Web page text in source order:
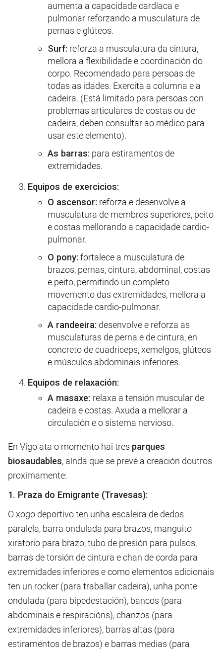
aumenta a capacidade cardíaca e
pulmonar reforzando a musculatura de
pernas e glúteos.
Surf: reforza a musculatura da cintura,
mellora a flexibilidade e coordinación do
corpo. Recomendado para persoas de
todas as idades. Exercita a columna e a
cadeira. (Está limitado para persoas con
problemas articulares de costas ou de
cadeira, deben consultar ao médico para
usar este elemento).
As barras: para estiramentos de
extremidades.
Equipos de exercicios:
O ascensor: reforza e desenvolve a
musculatura de membros superiores, peito
e costas mellorando a capacidade cardio-
pulmonar.
O pony: fortalece a musculatura de
brazos, pernas, cintura, abdominal, costas
e peito, permitindo un completo
movemento das extremidades, mellora a
capacidade cardio-pulmonar.
A randeeira: desenvolve e reforza as
musculaturas de perna e de cintura, en
concreto de cuadriceps, xemelgos, glúteos
e músculos abdominais inferiores.
Equipos de relaxación:
A masaxe: relaxa a tensión muscular de
cadeira e costas. Axuda a mellorar a
circulación e o sistema nervioso.
En Vigo ata o momento hai tres parques
biosaudables, aínda que se prevé a creación doutros
proximamente:
1. Praza do Emigrante (Travesas):
O xogo deportivo ten unha escaleira de dedos
paralela, barra ondulada para brazos, manguito
xiratorio para brazo, tubo de presión para pulsos,
barras de torsión de cintura e chan de corda para
extremidades inferiores e como elementos adicionais
ten un rocker (para traballar cadeira), unha ponte
ondulada (para bipedestación), bancos (para
abdominais e respiracións), chanzos (para
extremidades inferiores), barras altas (para
estiramentos de brazos) e barras medias (para